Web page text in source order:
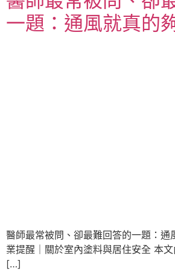
一題：通風就真的
醫師最常被問、卻最難回答的一題：通
業提醒｜關於室內塗料與居住安全 本
[…]